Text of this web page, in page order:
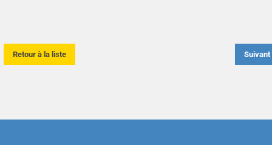
Retour à la liste Suivant